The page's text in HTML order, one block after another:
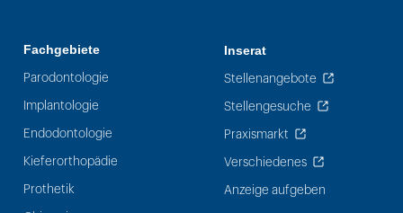
Fachgebiete
Parodontologie
Implantologie
Endodontologie
Kieferorthopädie
Prothetik
Inserat
Stellenangebote
Stellengesuche
Praxismarkt
Verschiedenes
Anzeige aufgeben